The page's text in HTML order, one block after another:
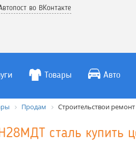
во ВКонтакте
Товары Авто
Продам Строительствои ремонт
сталь купить